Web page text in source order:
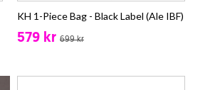
KH 1-Piece Bag - Black Label (Ale IBF)
579 kr 699 kr